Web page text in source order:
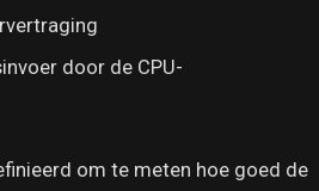
door de CPU-
om te meten hoe goed de